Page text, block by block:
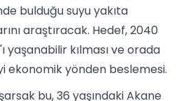
bulduğu suyu yakıta
araştıracak. Hedef, 2040
yaşanabilir kılması ve orada
ekonomik yönden beslemesi.
bu, 36 yaşındaki Akane